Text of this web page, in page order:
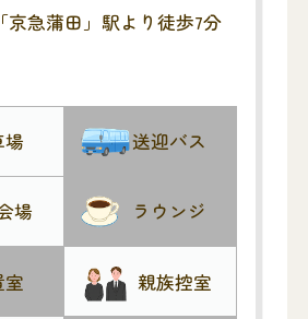
立地にあり、ご参列の方に
す。
京急蒲田」駅より徒歩7分
場 送迎バス
場 ラウンジ
室 親族控室